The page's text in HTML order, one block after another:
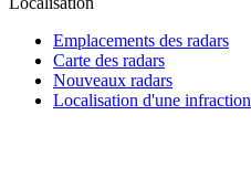
Emplacements des radars
Carte des radars
Nouveaux radars
Localisation d'une infraction